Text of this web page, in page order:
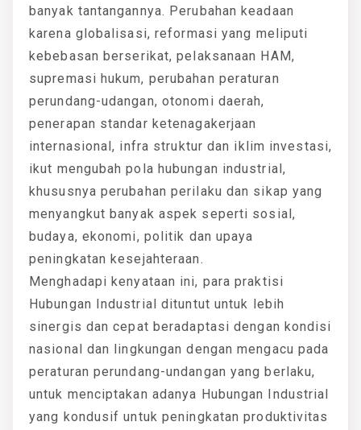
banyak tantangannya. Perubahan keadaan
karena globalisasi, reformasi yang meliputi
kebebasan berserikat, pelaksanaan HAM,
supremasi hukum, perubahan peraturan
perundang-udangan, otonomi daerah,
penerapan standar ketenagakerjaan
internasional, infra struktur dan iklim investasi,
ikut mengubah pola hubungan industrial,
khususnya perubahan perilaku dan sikap yang
menyangkut banyak aspek seperti sosial,
budaya, ekonomi, politik dan upaya
peningkatan kesejahteraan.
Menghadapi kenyataan ini, para praktisi
Hubungan Industrial dituntut untuk lebih
sinergis dan cepat beradaptasi dengan kondisi
nasional dan lingkungan dengan mengacu pada
peraturan perundang-undangan yang berlaku,
untuk menciptakan adanya Hubungan Industrial
yang kondusif untuk peningkatan produktivitas